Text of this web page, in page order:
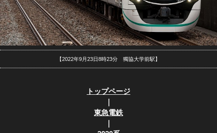
【2022年9月23日8時23分 獨協大学前駅】
トップページ
｜
東急電鉄
｜